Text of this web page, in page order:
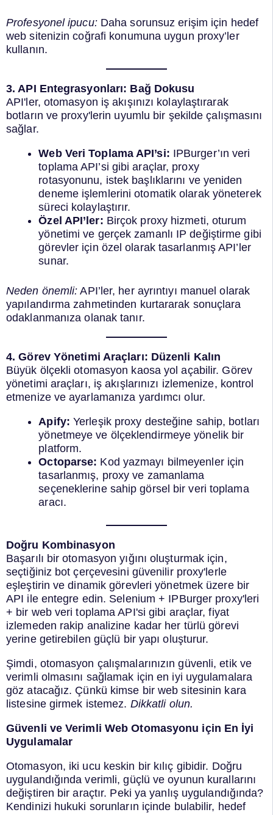
Profesyonel ipucu:Daha sorunsuz erişim için hedef
web sitenizin coğrafi konumuna uygun proxy’ler
kullanın.
3. API Entegrasyonları: Bağ Dokusu
API'ler, otomasyon iş akışınızı kolaylaştırarak
botların ve proxy'lerin uyumlu bir şekilde çalışmasını
sağlar.
Web Veri Toplama API’si: IPBurger’ın veri
toplama API’si gibi araçlar, proxy
rotasyonunu, istek başlıklarını ve yeniden
deneme işlemlerini otomatik olarak yöneterek
süreci kolaylaştırır.
Özel API’ler: Birçok proxy hizmeti, oturum
yönetimi ve gerçek zamanlı IP değiştirme gibi
görevler için özel olarak tasarlanmış API’ler
sunar.
Neden önemli: API’ler, her ayrıntıyı manuel olarak
yapılandırma zahmetinden kurtararak sonuçlara
odaklanmanıza olanak tanır.
4. Görev Yönetimi Araçları: Düzenli Kalın
Büyük ölçekli otomasyon kaosa yol açabilir. Görev
yönetimi araçları, iş akışlarınızı izlemenize, kontrol
etmenize ve ayarlamanıza yardımcı olur.
Apify: Yerleşik proxy desteğine sahip, botları
yönetmeye ve ölçeklendirmeye yönelik bir
platform.
Octoparse: Kod yazmayı bilmeyenler için
tasarlanmış, proxy ve zamanlama
seçeneklerine sahip görsel bir veri toplama
aracı.
Doğru Kombinasyon
Başarılı bir otomasyon yığını oluşturmak için,
seçtiğiniz bot çerçevesini güvenilir proxy'lerle
eşleştirin ve dinamik görevleri yönetmek üzere bir
API ile entegre edin. Selenium + IPBurger proxy'leri
+ bir web veri toplama API'si gibi araçlar, fiyat
izlemeden rakip analizine kadar her türlü görevi
yerine getirebilen güçlü bir yapı oluşturur.
Şimdi, otomasyon çalışmalarınızın güvenli, etik ve
verimli olmasını sağlamak için en iyi uygulamalara
göz atacağız. Çünkü kimse bir web sitesinin kara
listesine girmek istemez. Dikkatli olun.
Güvenli ve Verimli Web Otomasyonu için En İyi
Uygulamalar
Otomasyon, iki ucu keskin bir kılıç gibidir. Doğru
uygulandığında verimli, güçlü ve oyunun kurallarını
değiştiren bir araçtır. Peki ya yanlış uygulandığında?
Kendinizi hukuki sorunların içinde bulabilir, hedef